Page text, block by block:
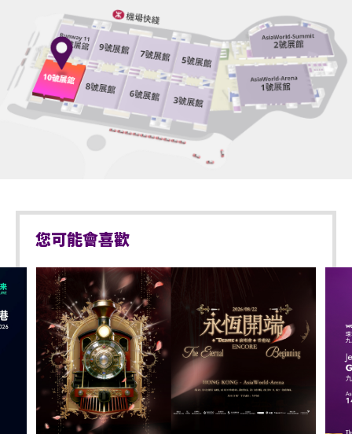
當企位等候區之觀眾開始進場，其後到達之觀眾的門票序
號將會作廢。此等觀眾並須待所有企位等候區的觀眾進場
後方可進場。
以上措施可能按現場實際情況而有所變更，亞洲國際博覽
館管理有限公司保留修改入場安排的權利而不作另行通
知。］
於亞博館範圍內使用輪椅及電動輪椅時，須符合以下規
門票時，可同時購買一張看顧人門票。入場時如亞博
票的人士必須出示行動不便的證明*。任何非輪椅使用
者或非陪同輪椅使用者的任何人士持輪椅座位門票或
看顧人門票入場，亞洲國際博覽館管理有限公司有權
拒絕該人士及其同行者入場，並且不會安排退款。如
有任何爭議，亞洲國際博覽館管理有限公司及主辦機
構保留最終決定權。
*行動不便的證明指「殘疾人士登記證」（肢體傷殘類
別）或其他有效的醫生證明文件以顯示行動不便。
嚴禁攜帶玻璃樽、任何比空氣輕的充氣物體，不論其
物料（如：氣球）、任何危險品、武器、噴霧類或利
器等物品進入表演場內。
於亞洲國際博覽館範圍內嚴禁攜帶及使用違禁藥物。
於亞洲國際博覽館範圍內嚴禁售賣或派發未獲授權的
商品或其他物品。
不准於樓梯及公眾走廊停留。
嚴禁攜帶及發放煙花、煙火、或使用激光儀器。
不准攜帶及使用任何遙控飛行設備或玩具（如：模型
直升機、無人駕駛飛機）。
演出可能會有強光、閃光或煙霧效果，如觀眾感到不
適或需要協助，請盡快通知現場醫療或保安人員。
嚴禁炒賣門票。門票如已被使用或轉售、分享予他人
或作其他商業用途，亞洲國際博覽館管理有限公司及
主辦機構將保留取消該門票之決定權。
您可能會喜歡